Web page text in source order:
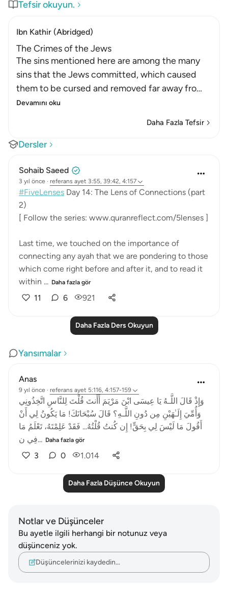
Tefsir okuyun.
Ibn Kathir (Abridged)
The Crimes of the Jews
The sins mentioned here are among the many
sins that the Jews committed, which caused
them to be cursed and removed far away fro…
Devamını oku
Daha Fazla Tefsir
Dersler
Sohaib Saeed
3 yıl önce · referans ayet 3:55, 39:42, 4:157
#FiveLenses Day 14: The Lens of Connections (part
2)
[ Follow the series: www.quranreflect.com/5lenses ]
Last time, we touched on the importance of
connecting any ayah that we are pondering to those
which come right before and after it, and to read it
within ... Daha fazla gör
11 6 921
Daha Fazla Ders Okuyun
Yansımalar
Anas
9 yıl önce · referans ayet 5:116, 4:157-159
وَإِذْ قَالَ اللَّـهُ يَا عِيسَى ابْنَ مَرْيَمَ أَأَنتَ قُلْتَ لِلنَّاسِ اتَّخِذُونِي
وَأُمِّيَ إِلَـٰهَيْنِ مِن دُونِ اللَّـهِ؟ قَالَ سُبْحَانَكَ! مَا يَكُونُ لِي أَنْ
أَقُولَ مَا لَيْسَ لِي بِحَقٍّ! إِن كُنتُ قُلْتُهُ... فَقَدْ عَلِمْتَهُ، تَعْلَمُ مَا
فِي ن... Daha fazla gör
3 0 1.014
Daha Fazla Düşünce Okuyun
Notlar ve Düşünceler
Bu ayetle ilgili herhangi bir notunuz veya
düşünceniz yok.
Düşüncelerinizi kaydedin…